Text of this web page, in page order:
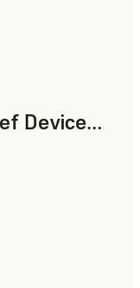
Flexible 50A Strain Relief Device (Form 4)